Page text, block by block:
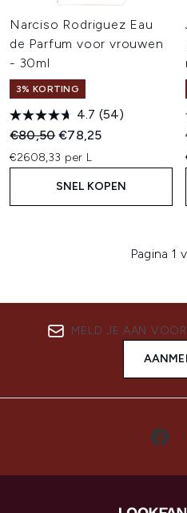
Narciso Rodriguez Eau
de Parfum voor vrouwen
- 30ml
3% KORTING
4.7 (54)
Recommended Retail Price:
€80,50Huidige prijs:
€78,25
€2608,33 per L
SNEL KOPEN
Pagina 1
MELD JE AAN